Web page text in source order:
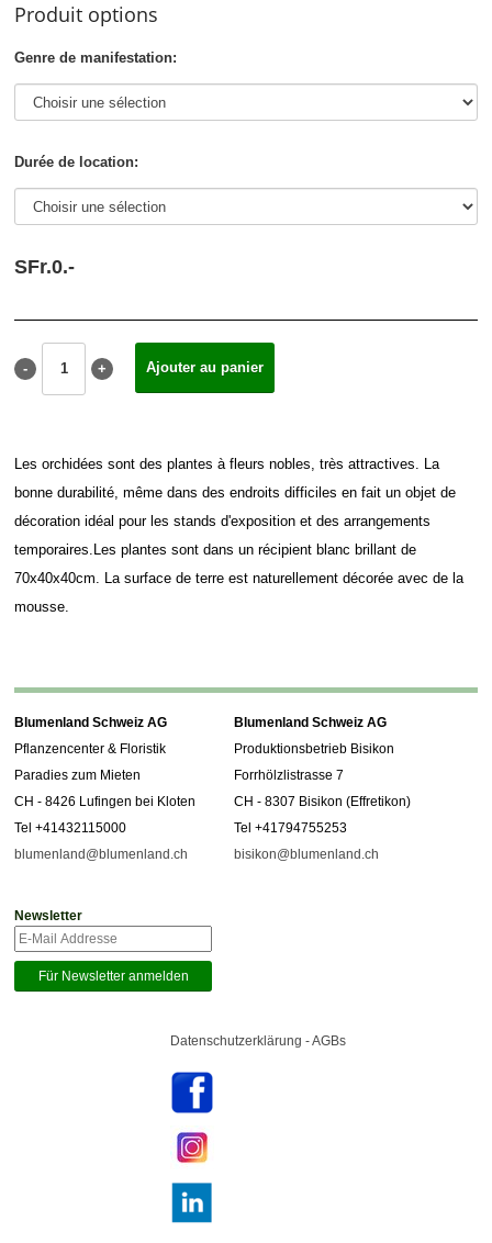
Produit options
Genre de manifestation:
Durée de location:
SFr.0.-
Les orchidées sont des plantes à fleurs nobles, très attractives. La
bonne durabilité, même dans des endroits difficiles en fait un objet de
décoration idéal pour les stands d'exposition et des arrangements
temporaires.Les plantes sont dans un récipient blanc brillant de
70x40x40cm. La surface de terre est naturellement décorée avec de la
mousse.
Blumenland Schweiz AG
Pflanzencenter & Floristik
Paradies zum Mieten
CH - 8426 Lufingen bei Kloten
Tel +41432115000
blumenland@blumenland.ch
Blumenland Schweiz AG
Produktionsbetrieb Bisikon
Forrhölzlistrasse 7
CH - 8307 Bisikon (Effretikon)
Tel +41794755253
bisikon@blumenland.ch
Newsletter
Datenschutzerklärung - AGBs